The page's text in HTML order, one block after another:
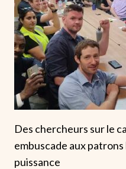
Des chercheurs sur le
embuscade aux
puissance